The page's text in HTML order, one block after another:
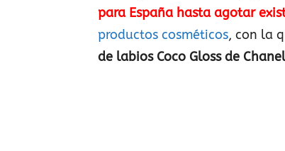
para España hasta agotar
productos cosméticos, con la
de labios Coco Gloss de